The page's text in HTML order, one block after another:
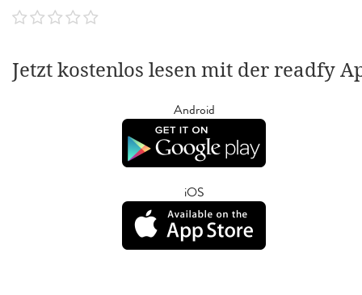
Jetzt kostenlos lesen mit der readfy
Android
iOS